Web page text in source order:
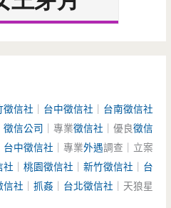
徵信社 台中徵信社
台南徵信社
徵信公司 ｜專業徵信社 ｜優良徵信
台中徵信社 ｜專業外遇調查｜立案
社 ｜桃園徵信社 ｜新竹徵信社
台
信社 ｜抓姦 台北徵信社 ｜天狼星